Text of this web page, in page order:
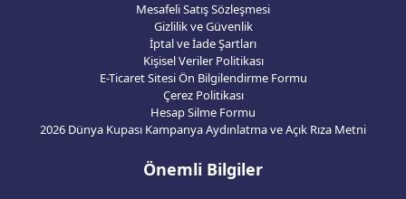
Mesafeli Satış Sözleşmesi
Gizlilik ve Güvenlik
İptal ve İade Şartları
Kişisel Veriler Politikası
E-Ticaret Sitesi Ön Bilgilendirme Formu
Çerez Politikası
Hesap Silme Formu
2026 Dünya Kupası Kampanya Aydınlatma ve Açık Rıza Metni
Önemli Bilgiler